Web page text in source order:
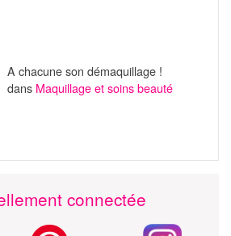
A chacune son démaquillage !
dans Maquillage et soins beauté
connectée